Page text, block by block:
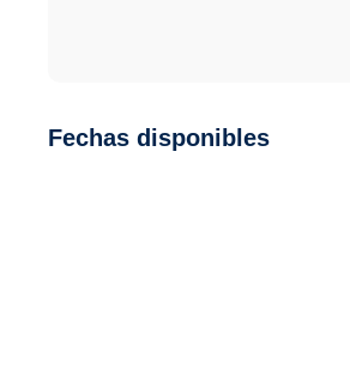
Fechas disponibles